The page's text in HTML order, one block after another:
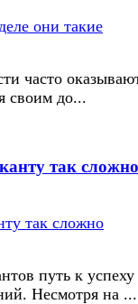
часто
своим до...
так сложно
путь к успеху
Несмотря на ...